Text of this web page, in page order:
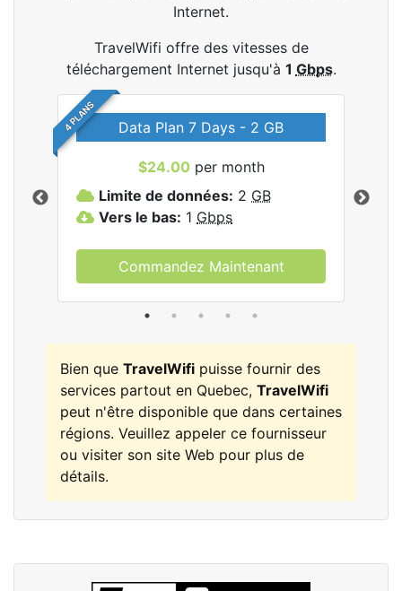
Internet.
TravelWifi offre des vitesses de
téléchargement Internet jusqu'à 1 Gbps.
4 PLANS Data Plan 7 Days - 2 GB
$24.00 per month
Limite de données: 2 GB
Vers le bas: 1 Gbps
Commandez Maintenant
Bien que TravelWifi puisse fournir des
services partout en Quebec, TravelWifi
peut n'être disponible que dans certaines
régions. Veuillez appeler ce fournisseur
ou visiter son site Web pour plus de
détails.